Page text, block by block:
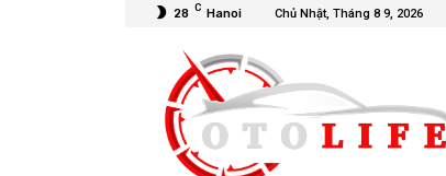
28 C Hanoi Chủ Nhật, Tháng 8 9, 2026